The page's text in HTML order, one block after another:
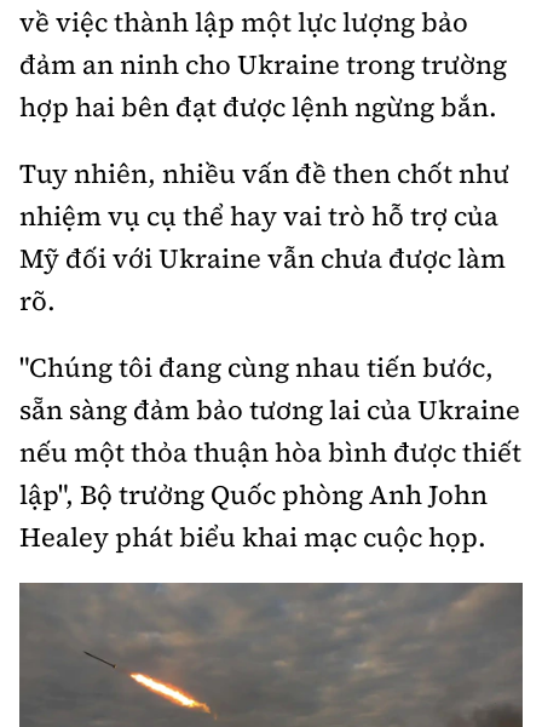
về việc thành lập một lực lượng bảo
đảm an ninh cho Ukraine trong trường
hợp hai bên đạt được lệnh ngừng bắn.
Tuy nhiên, nhiều vấn đề then chốt như
nhiệm vụ cụ thể hay vai trò hỗ trợ của
Mỹ đối với Ukraine vẫn chưa được làm
rõ.
"Chúng tôi đang cùng nhau tiến bước,
sẵn sàng đảm bảo tương lai của Ukraine
nếu một thỏa thuận hòa bình được thiết
lập", Bộ trưởng Quốc phòng Anh John
Healey phát biểu khai mạc cuộc họp.